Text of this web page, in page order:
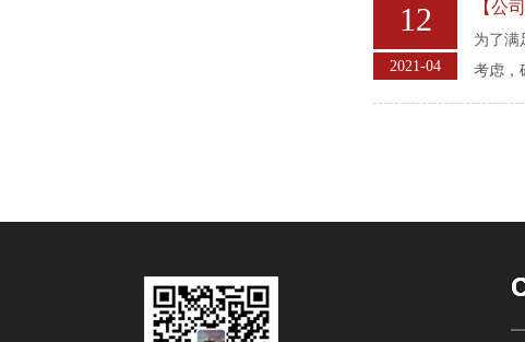
12
2021-04
【公
为了满
考虑，